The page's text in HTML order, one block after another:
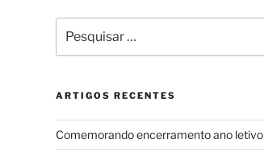
por:
ARTIGOS RECENTES
Comemorando encerramento ano letivo